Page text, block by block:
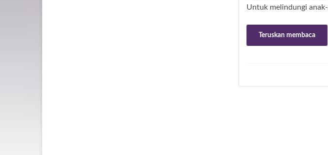
Untuk melindungi
Teruskan membaca